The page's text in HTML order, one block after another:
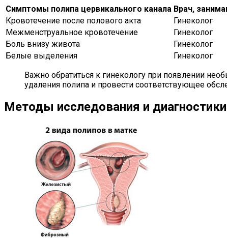
Симптомы полипа цервикального канала Врач,
Кровотечение после полового акта
Гинеколог
Межменструальное кровотечение
Гинеколог
Боль внизу живота
Гинеколог
Белые выделения
Гинеколог
Важно обратиться к гинекологу при появлении
удаления полипа и провести соответствующее
Методы исследования и